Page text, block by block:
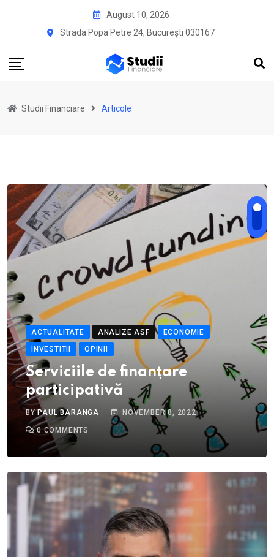
August 10, 2026
Strada Popa Petre 24, București 030167
Studii Financiare Articole
ACTUALITATE ANALIZE ASF
ECONOMIE
INVESTITII
OPINII
Serviciile de finanțare
participativă
BYPAUL BARANGA NOVEMBER 8, 2022
0COMMENTS